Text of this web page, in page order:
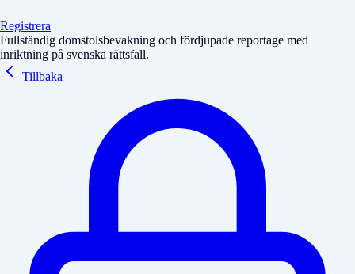
Registrera
Fullständig domstolsbevakning och fördjupade reportage med
inriktning på svenska rättsfall.
Tillbaka